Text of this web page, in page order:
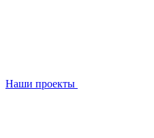
Наши проекты